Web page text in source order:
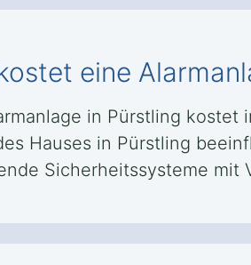
eine
in Pürstling kostet
Hauses in Pürstling
Sicherheitssysteme